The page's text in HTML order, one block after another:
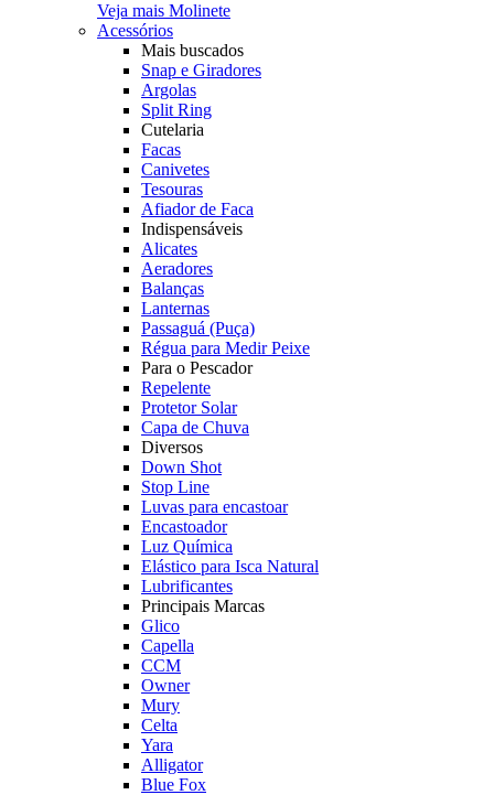
Veja mais Molinete
Acessórios
Mais buscados
Snap e Giradores
Argolas
Split Ring
Cutelaria
Facas
Canivetes
Tesouras
Afiador de Faca
Indispensáveis
Alicates
Aeradores
Balanças
Lanternas
Passaguá (Puça)
Régua para Medir Peixe
Para o Pescador
Repelente
Protetor Solar
Capa de Chuva
Diversos
Down Shot
Stop Line
Luvas para encastoar
Encastoador
Luz Química
Elástico para Isca Natural
Lubrificantes
Principais Marcas
Glico
Capella
CCM
Owner
Mury
Celta
Yara
Alligator
Blue Fox